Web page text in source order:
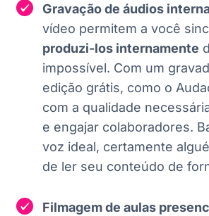
Gravação de áudios
vídeo permitem a você
produzi-los internamente
impossível. Com um
edição grátis, como o
com a qualidade
e engajar colaboradores.
voz ideal, certamente
de ler seu conteúdo de
Filmagem de aulas